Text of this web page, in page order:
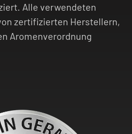
Alle verwendeten
zertifizierten Herstellern,
Aromenverordnung